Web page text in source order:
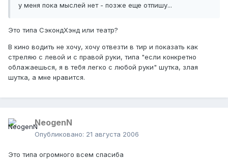
у меня пока мыслей нет - позже еще отпишу...
Это типа СэкондХэнд или театр?
В кино водить не хочу, хочу отвезти в тир и показать как
стреляю с левой и с правой руки, типа "если конкретно
облажаешься, я в тебя легко с любой руки" шутка, злая
шутка, а мне нравится.
NeogenN
Опубликовано: 21 августа 2006
Это типа огромного всем спасиба